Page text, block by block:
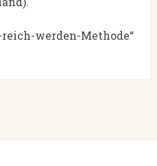
werden-Methode“